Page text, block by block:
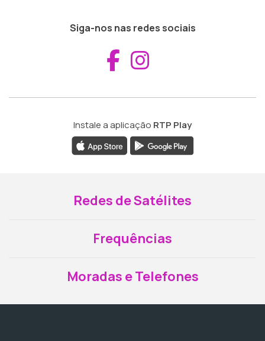
Siga-nos nas redes sociais
Aceder ao
Instale a aplicação RTP Play
Redes de Satélites
Frequências
Moradas e Telefones